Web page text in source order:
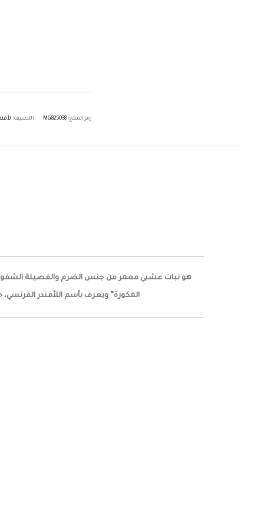
رمز المنتج: MG825038 التصنيف:
هو نبات عشبي معمر من جنس الضرم والفصيلة الشفوية حيث ينمو بأرتفاع 60 سم ويعتبر موطنه الأصلي في منطقة
المكورة” ويعرف بأسم اللأفندر